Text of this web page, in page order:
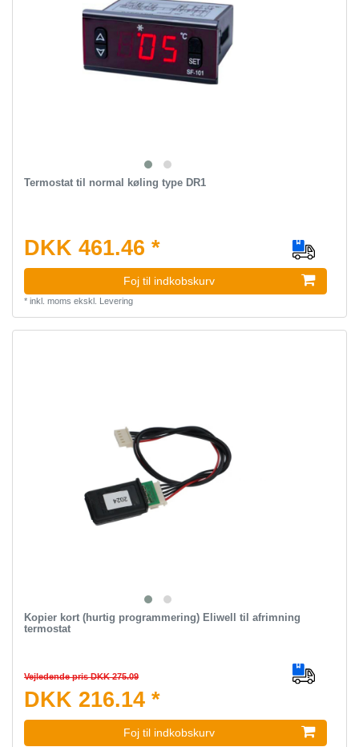
Termostat til normal køling type DR1
DKK 461.46 *
Foj til indkobskurv
* inkl. moms ekskl. Levering
Kopier kort (hurtig programmering) Eliwell til afrimning
termostat
Vejledende pris DKK 275.09
DKK 216.14 *
Foj til indkobskurv